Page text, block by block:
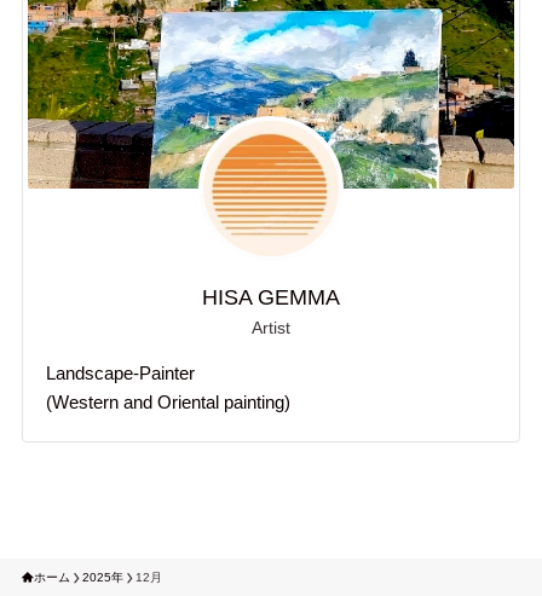
HISA GEMMA
Artist
Landscape-Painter
(Western and Oriental painting)
ホーム 2025年 12月